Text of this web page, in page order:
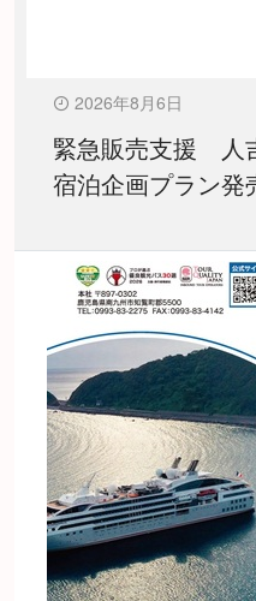
2026年8月6日
緊急販売支援 人
宿泊企画プラン発